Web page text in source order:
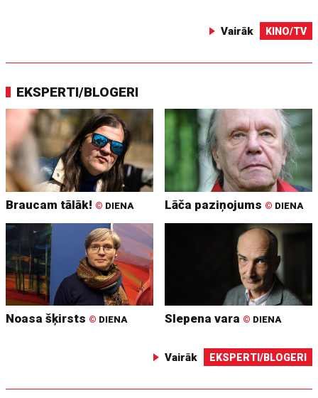
Vairāk KINO/TV
EKSPERTI/BLOGERI
Braucam tālāk! © DIENA Lāča paziņojums © DIENA
Noasa šķirsts © DIENA Slepena vara © DIENA
Vairāk EKSPERTI/BLOGERI